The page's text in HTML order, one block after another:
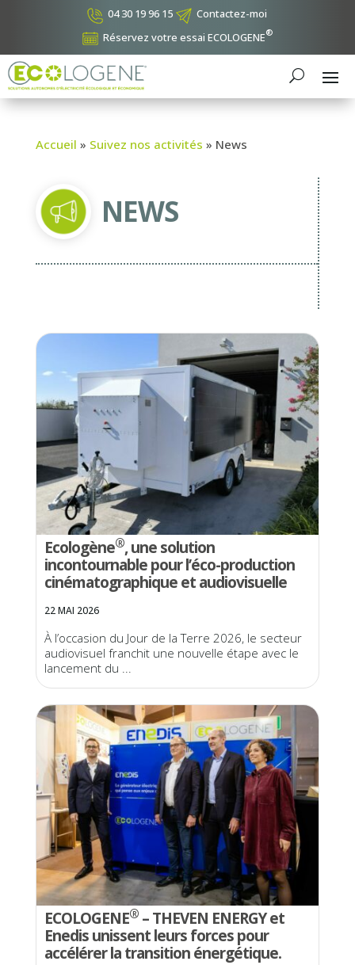
04 30 19 96 15
Contactez-moi
Réservez votre essai ECOLOGENE®
Accueil » Suivez nos activités » News
NEWS
Ecologène®, une solution
incontournable pour l’éco-production
cinématographique et audiovisuelle
22 MAI 2026
À l’occasion du Jour de la Terre 2026, le secteur
audiovisuel franchit une nouvelle étape avec le
lancement du ...
ECOLOGENE®– THEVEN ENERGY et
Enedis unissent leurs forces pour
accélérer la transition énergétique.